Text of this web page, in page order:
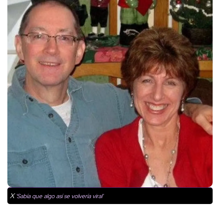
X'Sabía que algo así se volvería viral'